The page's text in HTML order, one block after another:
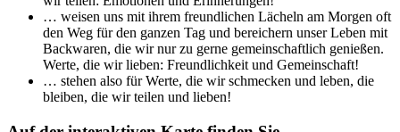
… weisen uns mit ihrem freundlichen Lächeln am Morgen oft
den Weg für den ganzen Tag und bereichern unser Leben mit
Backwaren, die wir nur zu gerne gemeinschaftlich genießen.
Werte, die wir lieben: Freundlichkeit und Gemeinschaft!
… stehen also für Werte, die wir schmecken und leben, die
bleiben, die wir teilen und lieben!